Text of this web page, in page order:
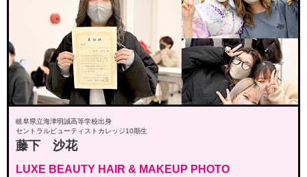
岐阜県立海津明誠高等学校出身
セントラルビューティストカレッジ10期生
藤下 沙花
LUXE BEAUTY HAIR & MAKEUP PHOTO